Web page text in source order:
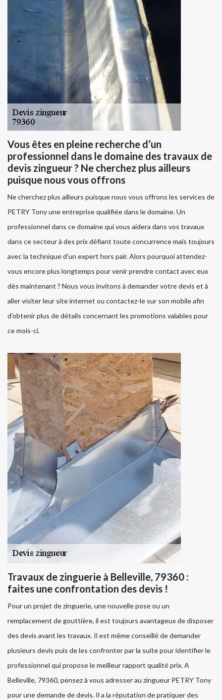
Vous êtes en pleine recherche d’un
professionnel dans le domaine des travaux de
devis zingueur ? Ne cherchez plus ailleurs
puisque nous vous offrons
Ne cherchez plus ailleurs puisque nous vous offrons les services de
PETRY Tony une entreprise qualifiée dans le domaine. Un
professionnel dans ce domaine qui vous aidera dans vos travaux
dans ce secteur à des prix défiant toute concurrence mais toujours
avec la technique d’un expert hors pair. Alors pourquoi attendez-
vous encore plus longtemps pour venir prendre contact avec eux
dès maintenant ? Nous vous invitons à demander votre devis et à
aller visiter leur site internet ou contactez-le sur son mobile afin
d’obtenir plus de détails concernant les promotions valables pour
ce mois-ci.
Travaux de zinguerie à Belleville, 79360 :
faites une confrontation des devis !
Pour un projet de zinguerie, une nouvelle pose ou un
remplacement de gouttière, il est toujours avantageux de disposer
des devis avant les travaux. Il est même conseillé de demander
plusieurs devis puis de les confronter par la suite pour identifier le
professionnel qui propose le meilleur rapport qualité prix. A
Belleville, 79360, pensez à vous adresser au zingueur PETRY Tony
pour une demande de devis. Il a la réputation de pratiquer des